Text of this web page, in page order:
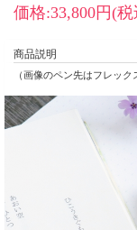
価格:33,800円(
商品説明
（画像のペン先はフレック